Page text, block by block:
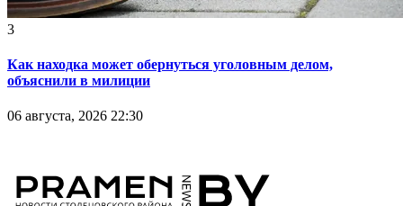
3
Как находка может обернуться уголовным делом,
объяснили в милиции
06 августа, 2026 22:30